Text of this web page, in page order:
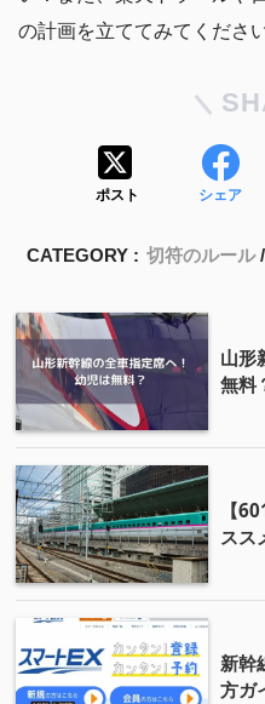
の計画を立ててみてください
ポスト シェア
CATEGORY : 切符のルール
山形
無料
【
スス
新幹
方ガ